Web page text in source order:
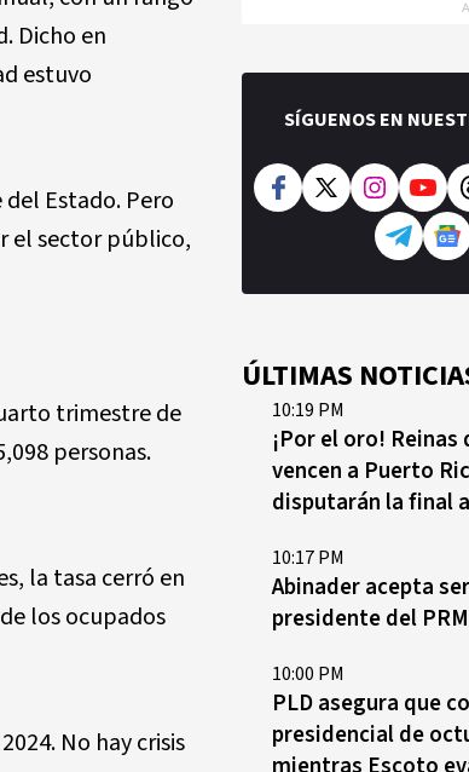
Dicho en
estuvo
Estado. Pero
el sector público,
trimestre de
personas.
la tasa cerró en
los ocupados
No hay crisis
SÍGUENOS EN
ÚLTIMAS
10:19 PM
¡Por el oro! Reinas
vencen a Puerto
disputarán la final
10:17 PM
Abinader acepta
presidente del PRM
10:00 PM
PLD asegura que
presidencial de